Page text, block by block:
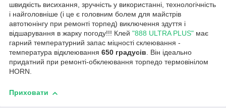
швидкість висихання, зручність у використанні, технологічність
і найголовніше (і це є головним болем для майстрів
автотюнінгу при ремонті торпед) виключення здуття і
відшарування в жарку погоду!!! Клей "888 ULTRA PLUS" має
гарний температурний запас міцності склеювання -
температура відклеювання 650 градусів. Він ідеально
придатний при ремонті-обклеювання торпедо термовінілом
HORN.
Приховати